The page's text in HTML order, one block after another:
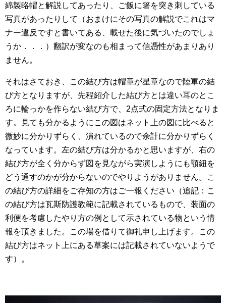
綿製略帽と解説してあったり、ご飯に箸を突き刺している
写真があったりして（おまけにその写真の解説でこれはマ
ナー違反ですと書いてある、載せた後に気づいたのでしょ
うか．．．）翻訳が変なのも相まって信憑性があまりあり
ません。
それはさておき、この結び方は帽章が星章なので陸軍の結
び方となりますが、先程紹介した結び方とは違い耳のとこ
ろに輪っかを作らない結び方で、2点式の固定方法となりま
す。見ても分かるようにこの図はネット上の図に比べると
微妙に分かりずらく、潰れているので余計に分かりずらく
なっています。左の結び方は分かるかと思いますが、右の
結び方が全く分からず図を見ながら実演しようにも顎紐を
どう通すのかが分からないのでやりようがありません。こ
の結び方の詳細をご存知の方はご一報ください（追記：こ
の結び方は瓦斯防護教範に記載されているもので、装面の
利便を考慮したやり方の例として示されている物という情
報を頂きました。この場を借りて御礼申し上げます。この
結び方はネット上にある草案には記載されていないようで
す）。